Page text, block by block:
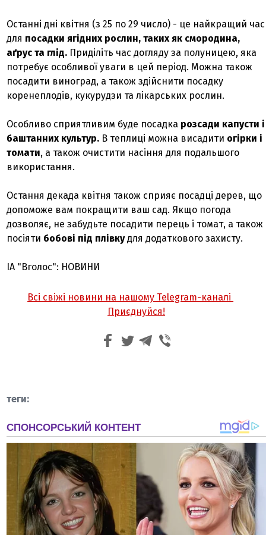
Останні дні квітня (з 25 по 29 число) - це найкращий час
для посадки ягідних рослин, таких як смородина,
аґрус та глід. Приділіть час догляду за полуницею, яка
потребує особливої уваги в цей період. Можна також
посадити виноград, а також здійснити посадку
коренеплодів, кукурудзи та лікарських рослин.
Особливо сприятливим буде посадка розсади капусти і
баштанних культур. В теплиці можна висадити огірки і
томати, а також очистити насіння для подальшого
використання.
Остання декада квітня також сприяє посадці дерев, що
допоможе вам покращити ваш сад. Якщо погода
дозволяє, не забудьте посадити перець і томат, а також
посіяти бобові під плівкудля додаткового захисту.
ІА "Вголос": НОВИНИ
Всі свіжі новини на нашому Telegram-каналі
Приєднуйся!